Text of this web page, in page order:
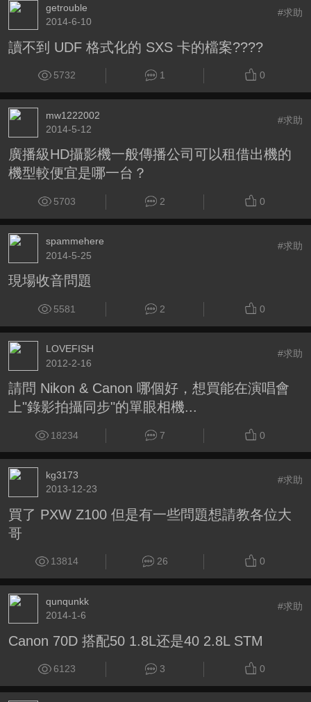
getrouble
2014-6-10
#求助
讀不到 UDF 格式化的 SXS 卡的檔案????
5732 1 0
mw1222002
2014-5-12
#求助
廣播級HD攝影機一般傳播公司可以租借出機的
機型較便宜是哪一台？
5703 2 0
spammehere
2014-5-25
#求助
現場收音問題
5581 2 0
LOVEFISH
2012-2-16
#求助
請問 Nikon & Canon 哪個好，想買能在演唱會
上"錄影拍攝同步"的單眼相機...
18234 7 0
kg3173
2013-12-23
#求助
買了 PXW Z100 但是有一些問題想請教各位大
哥
13814 26 0
qunqunkk
2014-1-6
#求助
Canon 70D 搭配50 1.8L还是40 2.8L STM
6123 3 0